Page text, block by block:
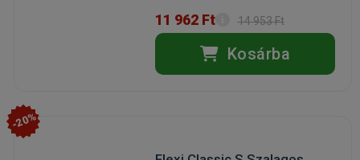
11 962 Ft 14 953 Ft
Kosárba
-20%